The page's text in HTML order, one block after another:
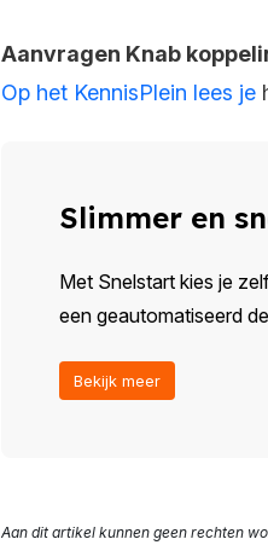
Aanvragen Knab
Op het KennisPlein lees je
Slimmer en
Met Snelstart kies je
een geautomatiseerd
Bekijk meer
Aan dit artikel kunnen geen rechten